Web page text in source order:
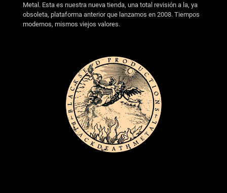
Metal. Esta es nuestra nueva tienda, una total revisión a la, ya
obsoleta, plataforma anterior que lanzamos en 2008. Tiempos
modernos, mismos viejos valores.